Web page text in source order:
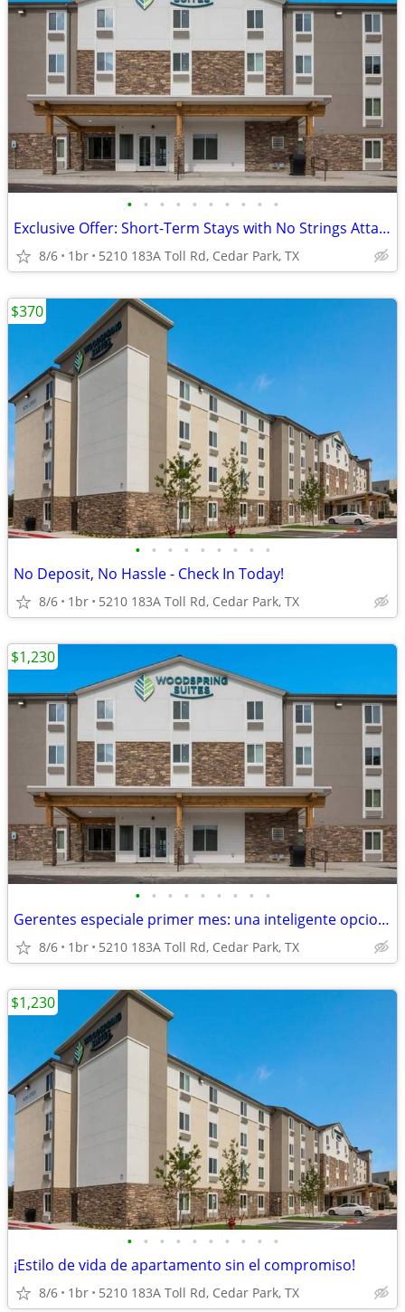
• • • • • • • • • •
Exclusive Offer: Short-Term Stays with No Strings Attached!
8/6 1br 5210 183A Toll Rd, Cedar Park, TX
• • • • • • • • •
No Deposit, No Hassle - Check In Today!
8/6 1br 5210 183A Toll Rd, Cedar Park, TX
$370
• • • • • • • • •
Gerentes especiale primer mes: una inteligente opcion de apartamento!
8/6 1br 5210 183A Toll Rd, Cedar Park, TX
$1,230
• • • • • • • • • •
¡Estilo de vida de apartamento sin el compromiso!
8/6 1br 5210 183A Toll Rd, Cedar Park, TX
$1,230